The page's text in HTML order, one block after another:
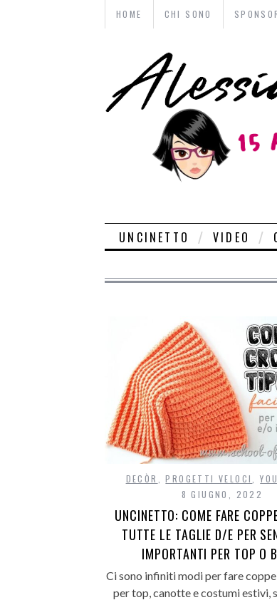
HOME CHI SONO
UNCINETTO VIDEO
DECÒR ,PROGETTI VELOCI ,
8 GIUGNO, 2022
UNCINETTO: COME FARE
TUTTE LE TAGLIE D/E PER
IMPORTANTI PER TOP O
Ci sono infiniti modi per fare
per top, canotte e costumi estivi,